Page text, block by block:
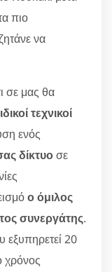
πιο
να
σε μας θα
τεχνικοί
ενός
δίκτυοσε
ο όμιλος
συνεργάτης.
εξυπηρετεί 20
χρόνος